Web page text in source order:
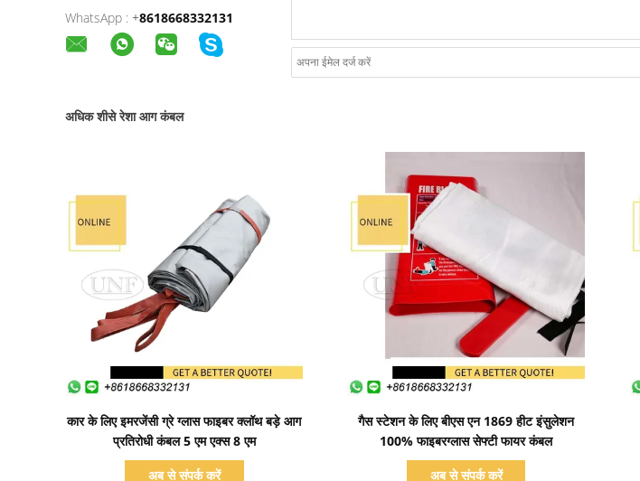
WhatsApp : +8618668332131
अधिक शीसे रेशा आग कंबल
प्रदर्शन का विवरण
कार के लिए इमरजेंसी ग्रे ग्लास फाइबर क्लॉथ बड़े आग
प्रतिरोधी कंबल 5 एम एक्स 8 एम
अब से संपर्क करें
प्रदर्शन का विवरण
गैस स्टेशन के लिए बीएस एन 1869 हीट इंसुलेशन
100% फाइबरग्लास सेफ्टी फायर कंबल
अब से संपर्क करें